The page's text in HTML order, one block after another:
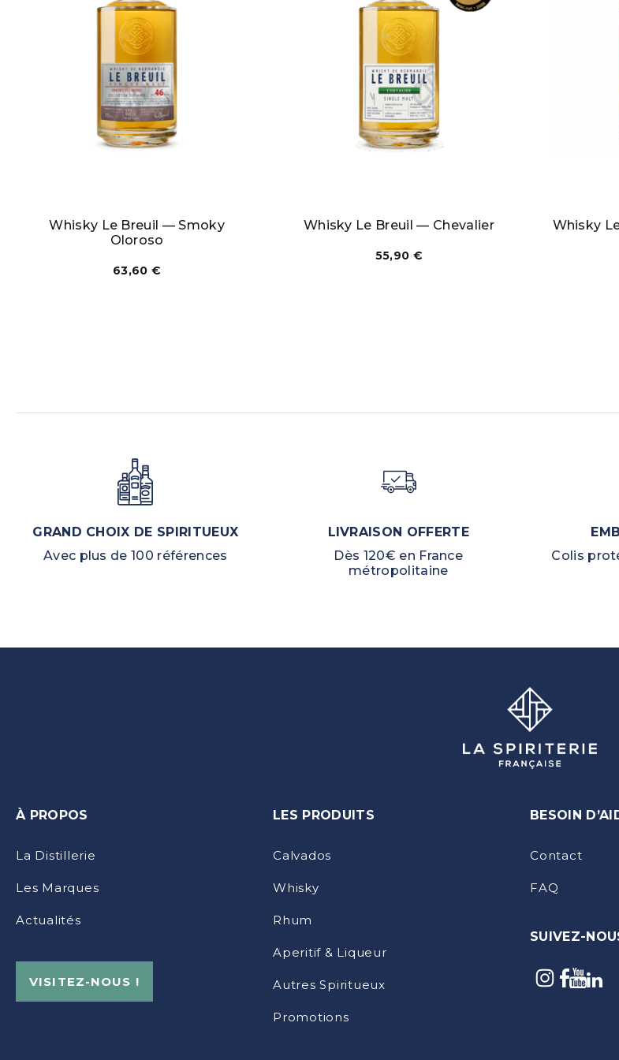
Whisky Le Breuil — Smoky
Oloroso
63,60 €
Whisky Le Breuil — Chevalier
55,90 €
Whisky
GRAND CHOIX DE SPIRITUEUX
Avec plus de 100 références
LIVRAISON OFFERTE
Dès 120€ en France
métropolitaine
Colis
À PROPOS
La Distillerie
Les Marques
Actualités
VISITEZ-NOUS !
LES PRODUITS
Calvados
Whisky
Rhum
Aperitif & Liqueur
Autres Spiritueux
Promotions
BESOIN
Contact
FAQ
SUIVEZ-